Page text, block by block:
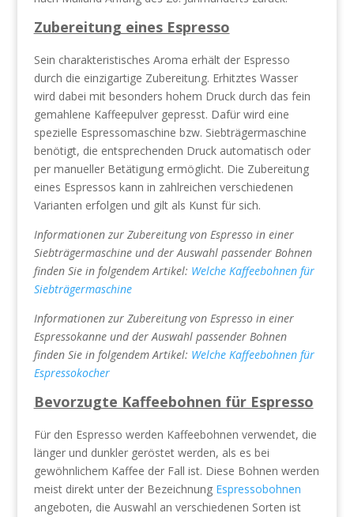
Zubereitung eines Espresso
Sein charakteristisches Aroma erhält der Espresso
durch die einzigartige Zubereitung. Erhitztes Wasser
wird dabei mit besonders hohem Druck durch das fein
gemahlene Kaffeepulver gepresst. Dafür wird eine
spezielle Espressomaschine bzw. Siebträgermaschine
benötigt, die entsprechenden Druck automatisch oder
per manueller Betätigung ermöglicht. Die Zubereitung
eines Espressos kann in zahlreichen verschiedenen
Varianten erfolgen und gilt als Kunst für sich.
Informationen zur Zubereitung von Espresso in einer
Siebträgermaschine und der Auswahl passender Bohnen
finden Sie in folgendem Artikel: Welche Kaffeebohnen für
Siebträgermaschine
Informationen zur Zubereitung von Espresso in einer
Espressokanne und der Auswahl passender Bohnen
finden Sie in folgendem Artikel: Welche Kaffeebohnen für
Espressokocher
Bevorzugte Kaffeebohnen für Espresso
Für den Espresso werden Kaffeebohnen verwendet, die
länger und dunkler geröstet werden, als es bei
gewöhnlichem Kaffee der Fall ist. Diese Bohnen werden
meist direkt unter der Bezeichnung Espressobohnen
angeboten, die Auswahl an verschiedenen Sorten ist